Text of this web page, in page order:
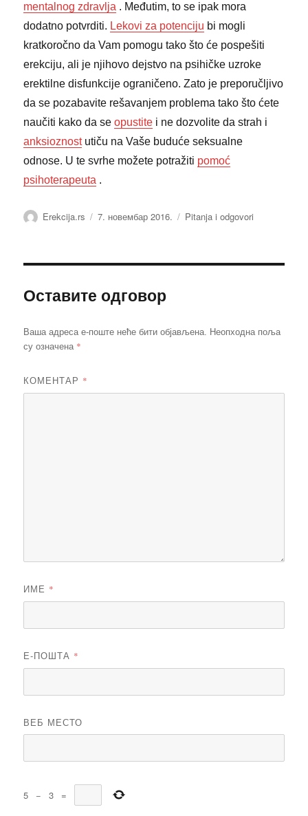
mentalnog zdravlja . Međutim, to se ipak mora
dodatno potvrditi. Lekovi za potenciju bi mogli
kratkoročno da Vam pomogu tako što će pospešiti
erekciju, ali je njihovo dejstvo na psihičke uzroke
erektilne disfunkcije ograničeno. Zato je preporučljivo
da se pozabavite rešavanjem problema tako što ćete
naučiti kako da seopustite i ne dozvolite da strah i
anksioznostutiču na Vaše buduće seksualne
odnose. U te svrhe možete potražiti pomoć
psihoterapeuta .
Аутор
Erekcija.rs Објављено
7. новембар 2016. Категорије
Pitanja i odgovori
Оставите одговор
Ваша адреса е-поште неће бити објављена. Неопходна поља
су означена *
КОМЕНТАР *
ИМЕ *
Е-ПОШТА *
ВЕБ МЕСТО
5 − 3 =